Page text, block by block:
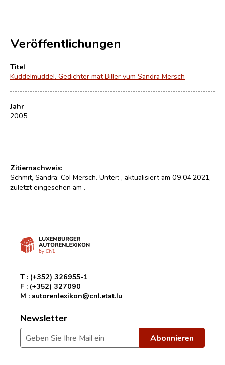
Veröffentlichungen
Titel
Kuddelmuddel. Gedichter mat Biller vum Sandra Mersch
Jahr
2005
Zitiernachweis:
Schmit, Sandra: Col Mersch. Unter: , aktualisiert am 09.04.2021,
zuletzt eingesehen am .
T : (+352) 326955-1
F : (+352) 327090
M : autorenlexikon@cnl.etat.lu
Newsletter